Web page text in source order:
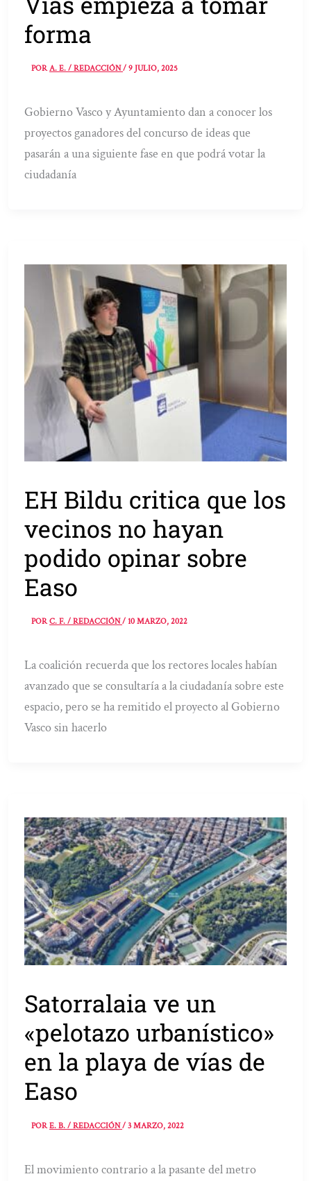
forma
PORA. E. / REDACCIÓN/9 JULIO, 2025
Gobierno Vasco y Ayuntamiento dan a conocer los
proyectos ganadores del concurso de ideas que
pasarán a una siguiente fase en que podrá votar la
ciudadanía
EH Bildu critica que los
vecinos no hayan
podido opinar sobre
Easo
PORC. F. / REDACCIÓN/10 MARZO, 2022
La coalición recuerda que los rectores locales habían
avanzado que se consultaría a la ciudadanía sobre este
espacio, pero se ha remitido el proyecto al Gobierno
Vasco sin hacerlo
Satorralaia ve un
«pelotazo urbanístico»
en la playa de vías de
Easo
PORE. B. / REDACCIÓN/3 MARZO, 2022
El movimiento contrario a la pasante del metro